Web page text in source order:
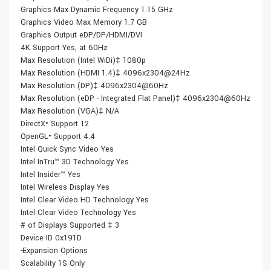
Graphics Max Dynamic Frequency 1.15 GHz
Graphics Video Max Memory 1.7 GB
Graphics Output eDP/DP/HDMI/DVI
4K Support Yes, at 60Hz
Max Resolution (Intel WiDi)‡ 1080p
Max Resolution (HDMI 1.4)‡ 4096x2304@24Hz
Max Resolution (DP)‡ 4096x2304@60Hz
Max Resolution (eDP - Integrated Flat Panel)‡ 4096x2304@60Hz
Max Resolution (VGA)‡ N/A
DirectX• Support 12
OpenGL• Support 4.4
Intel Quick Sync Video Yes
Intel InTru™ 3D Technology Yes
Intel Insider™ Yes
Intel Wireless Display Yes
Intel Clear Video HD Technology Yes
Intel Clear Video Technology Yes
# of Displays Supported ‡ 3
Device ID 0x191D
-Expansion Options
Scalability 1S Only